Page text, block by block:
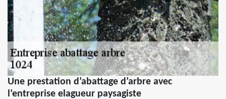
Une prestation d’abattage d’arbre avec
l’entreprise elagueur paysagiste